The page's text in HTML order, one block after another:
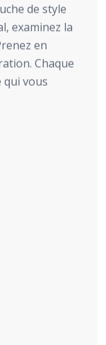
de style
examinez la
en
Chaque
qui vous